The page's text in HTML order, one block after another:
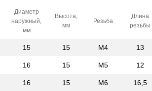
Диаметр
наружный,
мм
Высота,
мм
Резьба
Длина
резьбы
15 15 M4 13
16 15 M5 12
16 15 M6 16,5